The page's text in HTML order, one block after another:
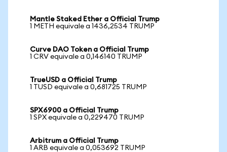
Mantle Staked Ether a Official Trump
1 METH equivale a 1436,2534 TRUMP
Curve DAO Token a Official Trump
1 CRV equivale a 0,146140 TRUMP
TrueUSD a Official Trump
1 TUSD equivale a 0,681725 TRUMP
SPX6900 a Official Trump
1 SPX equivale a 0,229470 TRUMP
Arbitrum a Official Trump
1 ARB equivale a 0,053692 TRUMP